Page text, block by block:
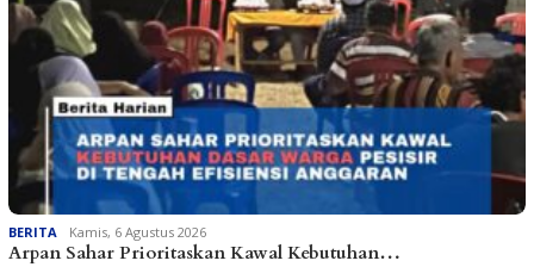
BERITA Kamis, 6 Agustus 2026
Arpan Sahar Prioritaskan Kawal Kebutuhan…